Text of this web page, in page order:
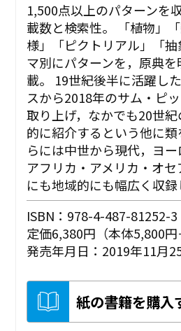
1,500点以上のパターンを
載数と検索性。 「植物」
様」「ピクトリアル」「
マ別にパターンを，原典
載。 19世紀後半に活躍し
スから2018年のサム・ピ
取り上げ，なかでも20世
的に紹介するという他に
らには中世から現代，ヨー
アフリカ・アメリカ・オ
にも地域的にも幅広く収録
ISBN：978-4-487-81252-3
定価6,380円（本体5,800円
発売年月日：2019年11月
紙の書籍を購入